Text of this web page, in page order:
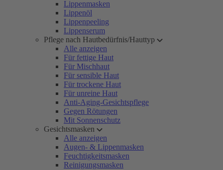
Lippenmasken
Lippenöl
Lippenpeeling
Lippenserum
Pflege nach Hautbedürfnis/Hauttyp
Alle anzeigen
Für fettige Haut
Für Mischhaut
Für sensible Haut
Für trockene Haut
Für unreine Haut
Anti-Aging-Gesichtspflege
Gegen Rötungen
Mit Sonnenschutz
Gesichtsmasken
Alle anzeigen
Augen- & Lippenmasken
Feuchtigkeitsmasken
Reinigungsmasken